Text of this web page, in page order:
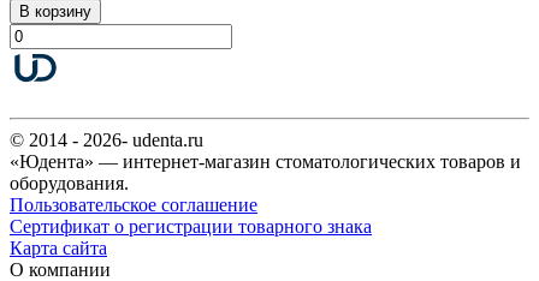
В корзину
© 2014 - 2026- udenta.ru
«Юдента» — интернет-магазин стоматологических товаров и
оборудования.
Пользовательское соглашение
Сертификат о регистрации товарного знака
Карта сайта
О компании